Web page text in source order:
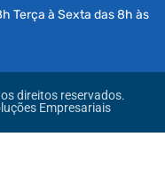
Terça à Sexta das 8h às
direitos reservados.
Empresariais